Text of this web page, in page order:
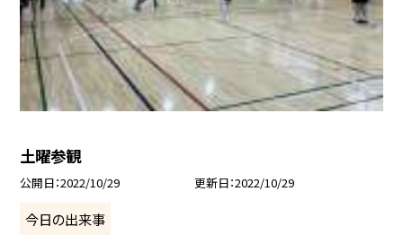
土曜参観
公開日 2022/10/29 更新日 2022/10/29
今日の出来事